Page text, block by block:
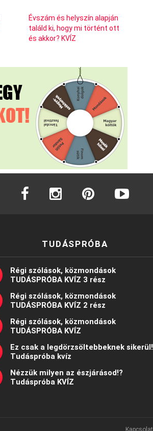
Évszám és helyszín alapján
találd ki, hogy mi történt ott
és akkor? KVÍZ
facebook instagram
TUDÁSPRÓBA
Régi szólások, közmondások
TUDÁSPRÓBA KVÍZ 3 rész
Régi szólások, közmondások
TUDÁSPRÓBA KVÍZ 2 rész
Régi szólások, közmondások
TUDÁSPRÓBA KVÍZ
Ez csak a legdörzsöltebbeknek sikerül!
Tudáspróba kvíz
Nézzük milyen az észjárásod!?
Tudáspróba KVÍZ
Kapcsolat